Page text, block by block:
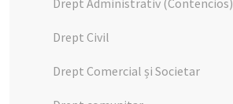
Drept Administrativ (Contencios)
Drept Civil
Drept Comercial și Societar